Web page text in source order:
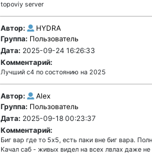
topoviy server
Автор:
HYDRA
Группа: Пользователь
Дата: 2025-09-24 16:26:33
Комментарий:
Лучший с4 по состоянию на 2025
Автор:
Alex
Группа: Пользователь
Дата: 2025-09-18 00:23:37
Комментарий:
Биг вар где то 5х5, есть паки вне биг вара.
Качал саб - живых видел на всех лвлах даже не